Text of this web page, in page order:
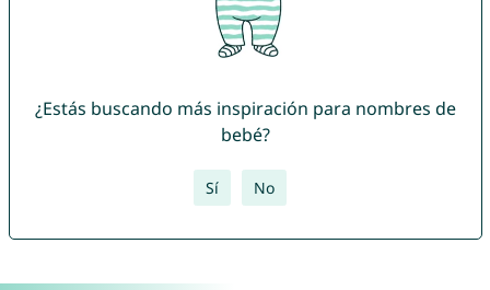
¿Estás buscando más inspiración para nombres de
bebé?
Sí No